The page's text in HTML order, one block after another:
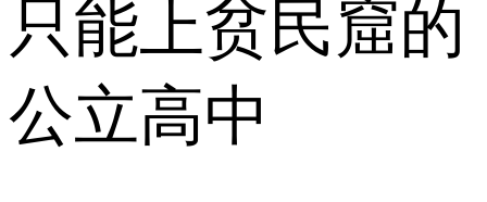
只能上贫民窟的
公立高中